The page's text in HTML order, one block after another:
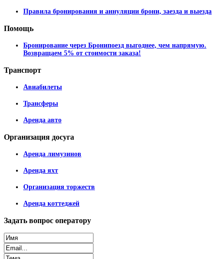
Правила бронирования и аннуляции брони, заезда и выезда
Помощь
Бронирование через Бронипоезд выгоднее, чем напрямую.
Возвращаем 5% от стоимости заказа!
Транспорт
Авиабилеты
Трансферы
Аренда авто
Организация досуга
Аренда лимузинов
Аренда яхт
Организация торжеств
Аренда коттеджей
Задать вопрос оператору